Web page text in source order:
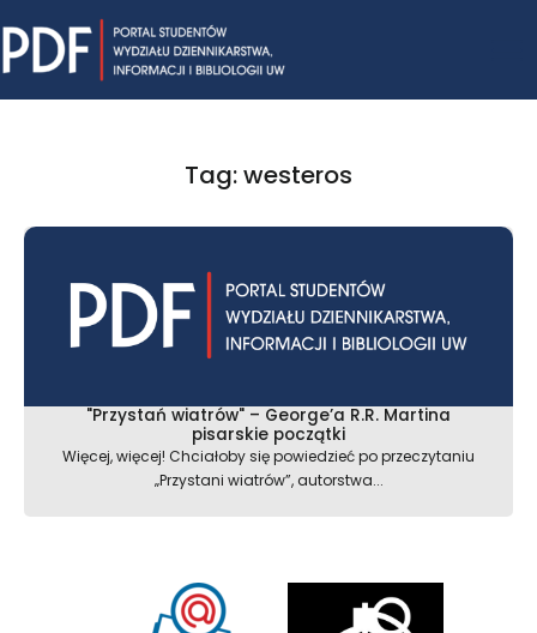
to
content
Tag: westeros
"Przystań wiatrów" – George’a R.R. Martina
pisarskie początki
Więcej, więcej! Chciałoby się powiedzieć po przeczytaniu
„Przystani wiatrów”, autorstwa...